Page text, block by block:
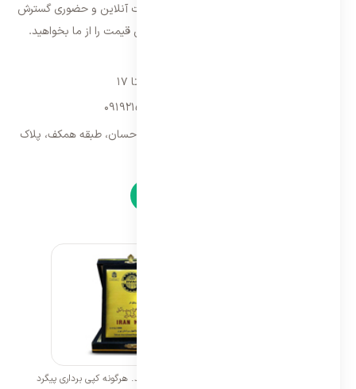
اندازی، فعالیت خود را در سراسر کشور به صورت آنلاین و حضوری گسترش
داده است. با کیفیت ترین خدمات و بهترین قیمت را از ما بخواهید.
09192157173
تهران، سه راه امین حضور، مجتمع تجاری احسان، طبقه همکف، پلاک
تمامی حقوق برای ایران اسپلیت محفوظ می باشد. هرگونه کپی برداری پیگرد